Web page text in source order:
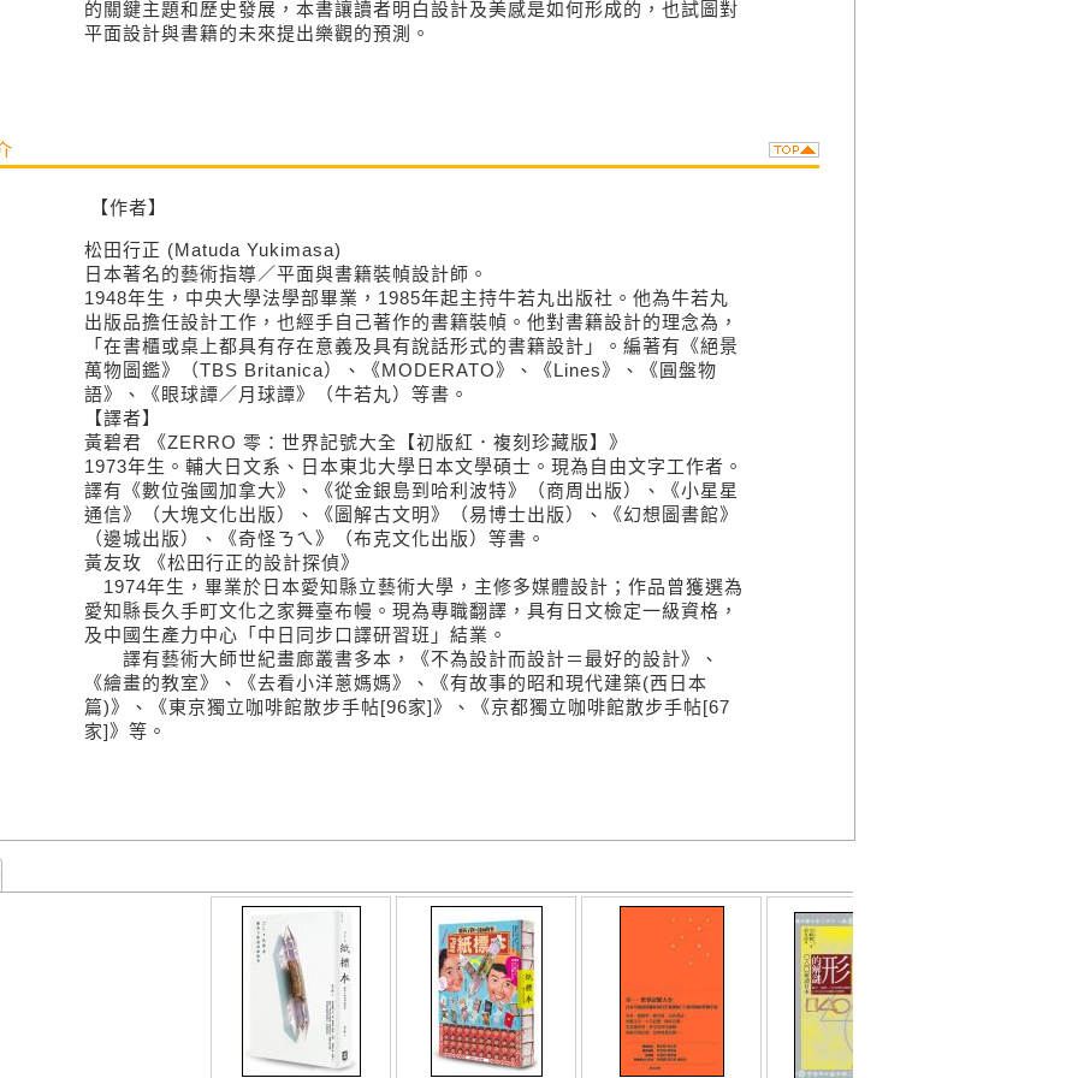
的關鍵主題和歷史發展，本書讓讀者明白設計及美感是如何形成的，也試圖對
平面設計與書籍的未來提出樂觀的預測。
【作者】
松田行正 (Matuda Yukimasa)
日本著名的藝術指導／平面與書籍裝幀設計師。
1948年生，中央大學法學部畢業，1985年起主持牛若丸出版社。他為牛若丸
出版品擔任設計工作，也經手自己著作的書籍裝幀。他對書籍設計的理念為，
「在書櫃或桌上都具有存在意義及具有說話形式的書籍設計」。編著有《絕景
萬物圖鑑》（TBS Britanica）、《MODERATO》、《Lines》、《圓盤物
語》、《眼球譚／月球譚》（牛若丸）等書。
【譯者】
黃碧君 《ZERRO 零：世界記號大全【初版紅．複刻珍藏版】》
1973年生。輔大日文系、日本東北大學日本文學碩士。現為自由文字工作者。
譯有《數位強國加拿大》、《從金銀島到哈利波特》（商周出版）、《小星星
通信》（大塊文化出版）、《圖解古文明》（易博士出版）、《幻想圖書館》
（邊城出版）、《奇怪ㄋㄟ》（布克文化出版）等書。
黃友玫 《松田行正的設計探偵》
1974年生，畢業於日本愛知縣立藝術大學，主修多媒體設計；作品曾獲選為
愛知縣長久手町文化之家舞臺布幔。現為專職翻譯，具有日文檢定一級資格，
及中國生產力中心「中日同步口譯研習班」結業。
譯有藝術大師世紀畫廊叢書多本，《不為設計而設計＝最好的設計》、
《繪畫的教室》、《去看小洋蔥媽媽》、《有故事的昭和現代建築(西日本
篇)》、《東京獨立咖啡館散步手帖[96家]》、《京都獨立咖啡館散步手帖[67
家]》等。